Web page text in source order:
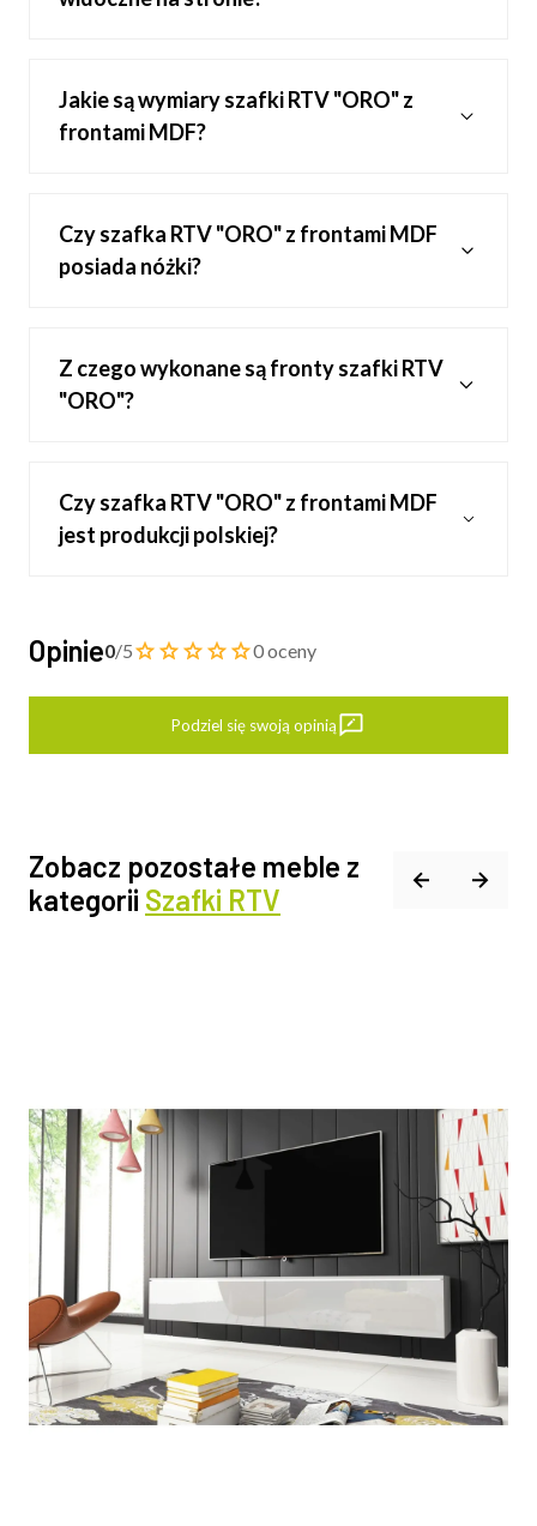
Jakie są wymiary szafki RTV "ORO" z
frontami MDF?
Czy szafka RTV "ORO" z frontami MDF
posiada nóżki?
Z czego wykonane są fronty szafki RTV
"ORO"?
Czy szafka RTV "ORO" z frontami MDF
jest produkcji polskiej?
Opinie0/5 0 oceny
Podziel się swoją opinią
Zobacz pozostałe meble z
kategorii Szafki RTV